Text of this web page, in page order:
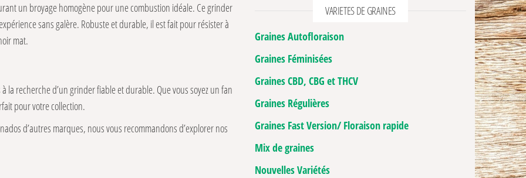
un broyage homogène pour une combustion idéale. Ce grinder
sans galère. Robuste et durable, il est fait pour résister à
mat.
la recherche d’un grinder fiable et durable. Que vous soyez un fan
pour votre collection.
d’autres marques, nous vous recommandons d’explorer nos
VARIETES DE GRAINES
Graines Autofloraison
Graines Féminisées
Graines CBD, CBG et THCV
Graines Régulières
Graines Fast Version/ Floraison rapide
Mix de graines
Nouvelles Variétés